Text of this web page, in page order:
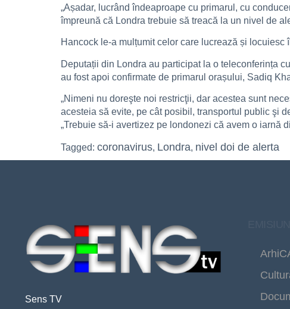
„Așadar, lucrând îndeaproape cu primarul, cu
împreună că Londra trebuie să treacă la un nivel de
Hancock le-a mulțumit celor care lucrează și locuiesc
Deputații din Londra au participat la o teleconferința
au fost apoi confirmate de primarul orașului, Sadiq
„Nimeni nu doreşte noi restricţii, dar acestea sunt
acesteia să evite, pe cât posibil, transportul public şi
„Trebuie să-i avertizez pe londonezi că avem o iarnă
Tagged: coronavirus, Londra, nivel doi de alerta
Sens TV